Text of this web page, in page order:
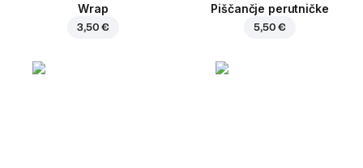
Wrap
3,50 €
Piščančje perutničke
5,50 €